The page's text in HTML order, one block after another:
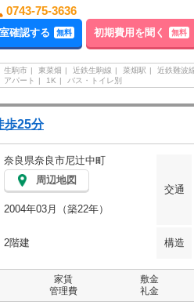
0743-75-3636
確認する 無料 初期費用を聞く 無料
生駒市 東菜畑 近鉄生駒線 菜畑駅 近鉄難波
アパート
1K バス・トイレ別
歩25分
奈良県奈良市尼辻中町
周辺地図
交通
2004年03月（築22年）
2階建 構造
家賃
管理費
敷金
礼金